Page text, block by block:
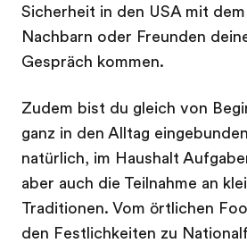
Sicherheit in den USA mit
Nachbarn oder Freunden
Gespräch kommen.
Zudem bist du gleich von
ganz in den Alltag
natürlich, im Haushalt
aber auch die Teilnahme an
Traditionen. Vom örtlichen
den Festlichkeiten zu